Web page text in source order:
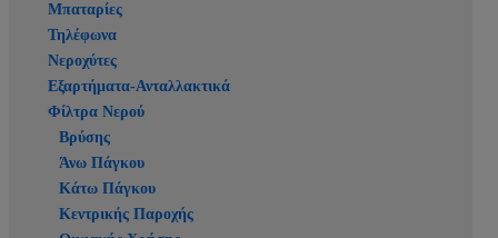
Μπαταρίες
Τηλέφωνα
Νεροχύτες
Εξαρτήματα-Ανταλλακτικά
Φίλτρα Νερού
Βρύσης
Άνω Πάγκου
Κάτω Πάγκου
Κεντρικής Παροχής